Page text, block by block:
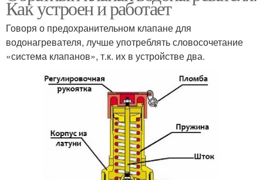
Как устроен и работает
Говоря о предохранительном клапане для
водонагревателя, лучше употреблять словосочетание
«система клапанов», т.к. их в устройстве два.